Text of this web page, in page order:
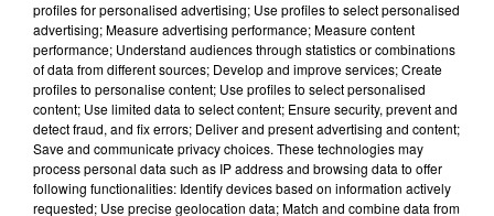
Alouette vous invite à
Futuroscope Xperiences !
profiles for personalised advertising; Use profiles to select personalised
advertising; Measure advertising performance; Measure content
performance; Understand audiences through statistics or combinations
of data from different sources; Develop and improve services; Create
profiles to personalise content; Use profiles to select personalised
content; Use limited data to select content; Ensure security, prevent and
detect fraud, and fix errors; Deliver and present advertising and content;
Save and communicate privacy choices. These technologies may
process personal data such as IP address and browsing data to offer
following functionalities: Identify devices based on information actively
requested; Use precise geolocation data; Match and combine data from